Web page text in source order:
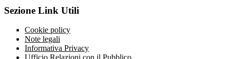
Sezione Link Utili
Cookie policy
Note legali
Informativa Privacy